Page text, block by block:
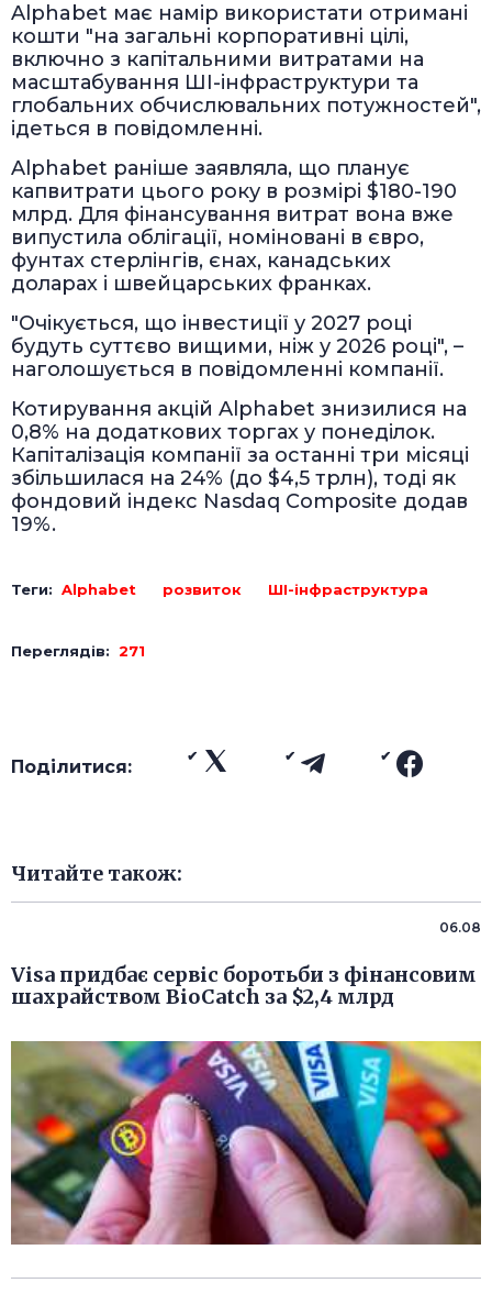
Alphabet має намір використати отримані
кошти "на загальні корпоративні цілі,
включно з капітальними витратами на
масштабування ШІ-інфраструктури та
глобальних обчислювальних потужностей",
ідеться в повідомленні.
Alphabet раніше заявляла, що планує
капвитрати цього року в розмірі $180-190
млрд. Для фінансування витрат вона вже
випустила облігації, номіновані в євро,
фунтах стерлінгів, єнах, канадських
доларах і швейцарських франках.
"Очікується, що інвестиції у 2027 році
будуть суттєво вищими, ніж у 2026 році", –
наголошується в повідомленні компанії.
Котирування акцій Alphabet знизилися на
0,8% на додаткових торгах у понеділок.
Капіталізація компанії за останні три місяці
збільшилася на 24% (до $4,5 трлн), тоді як
фондовий індекс Nasdaq Composite додав
19%.
Теги: Alphabet розвиток ШІ-інфраструктура
Переглядів: 271
Поділитися:
Читайте також:
06.08
Visa придбає сервіс боротьби з фінансовим
шахрайством BioCatch за $2,4 млрд